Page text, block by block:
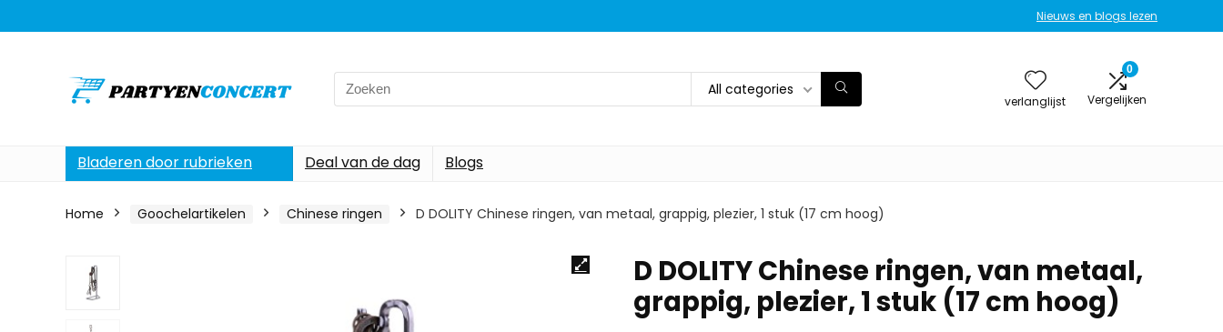
Nieuws en blogs lezen
Search
for:
All categories
verlanglijst
0
Vergelijken
Bladeren door rubrieken Deal van de dag Blogs
Home Goochelartikelen Chinese ringen D DOLITY Chinese ringen, van metaal, grappig, plezier, 1 stuk (17 cm hoog)
D DOLITY Chinese ringen, van metaal,
grappig, plezier, 1 stuk (17 cm hoog)